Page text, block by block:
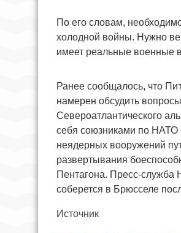
По его словам,
холодной войны. Нужно
имеет реальные военные
Ранее сообщалось, что
намерен обсудить
Североатлантического
себя союзниками по НАТО
неядерных вооружений
развертывания
Пентагона. Пресс-служба
соберется в Брюсселе
Источник